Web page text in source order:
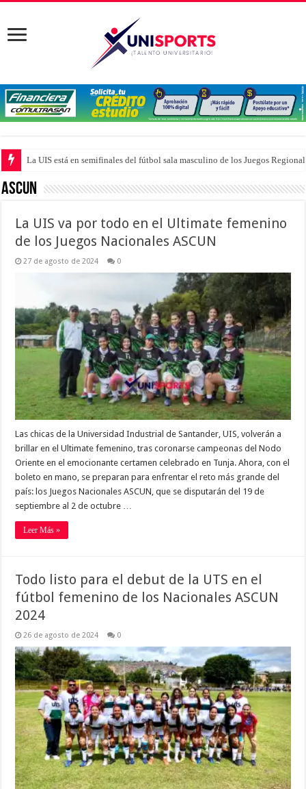
La UIS está en semifinales del fútbol sala masculino de los Juegos
ASCUN
La UIS va por todo en el Ultimate femenino
de los Juegos Nacionales ASCUN
27 de agosto de 2024 0
Las chicas de la Universidad Industrial de Santander, UIS, volverán a
brillar en el Ultimate femenino, tras coronarse campeonas del Nodo
Oriente en el emocionante certamen celebrado en Tunja. Ahora, con el
boleto en mano, se preparan para enfrentar el reto más grande del
país: los Juegos Nacionales ASCUN, que se disputarán del 19 de
septiembre al 2 de octubre …
Leer Más »
Todo listo para el debut de la UTS en el
fútbol femenino de los Nacionales ASCUN
2024
26 de agosto de 2024 0